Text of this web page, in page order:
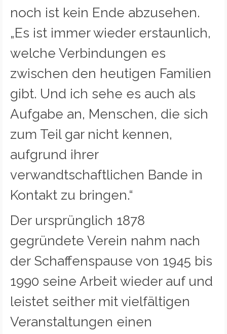
noch ist kein Ende abzusehen.
„Es ist immer wieder erstaunlich,
welche Verbindungen es
zwischen den heutigen Familien
gibt. Und ich sehe es auch als
Aufgabe an, Menschen, die sich
zum Teil gar nicht kennen,
aufgrund ihrer
verwandtschaftlichen Bande in
Kontakt zu bringen.“
Der ursprünglich 1878
gegründete Verein nahm nach
der Schaffenspause von 1945 bis
1990 seine Arbeit wieder auf und
leistet seither mit vielfältigen
Veranstaltungen einen